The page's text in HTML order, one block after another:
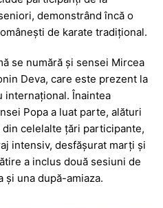
m g
e
z
ă
demonstrând încă o
de karate tradițional.
se numără și sensei Mircea
Deva, care este prezent la
internațional. Înaintea
Popa a luat parte, alături
celelalte țări participante,
intensiv, desfășurat marți și
a inclus două sesiuni de
și una după-amiaza.